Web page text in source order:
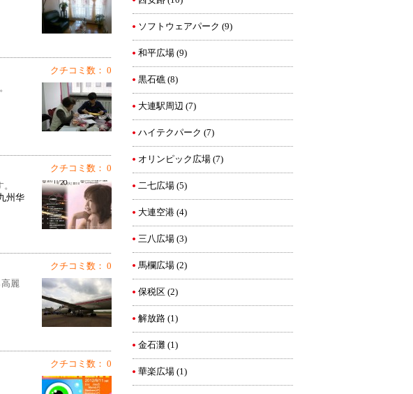
クチコミ数： 0
クチコミ数： 0
州华
クチコミ数： 0
麗
クチコミ数： 0
ソフトウェアパーク (9)
和平広場 (9)
黒石礁 (8)
大連駅周辺 (7)
ハイテクパーク (7)
オリンピック広場 (7)
二七広場 (5)
大連空港 (4)
三八広場 (3)
馬欄広場 (2)
保税区 (2)
解放路 (1)
金石灘 (1)
華楽広場 (1)